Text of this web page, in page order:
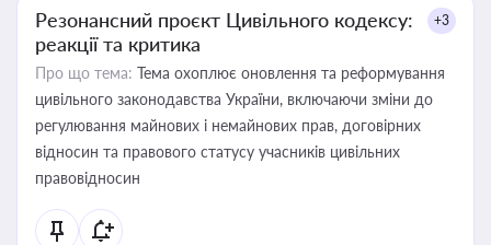
Резонансний проєкт Цивільного кодексу:
реакції та критика
+3
Про що тема: Тема охоплює оновлення та реформування
цивільного законодавства України, включаючи зміни до
регулювання майнових і немайнових прав, договірних
відносин та правового статусу учасників цивільних
правовідносин